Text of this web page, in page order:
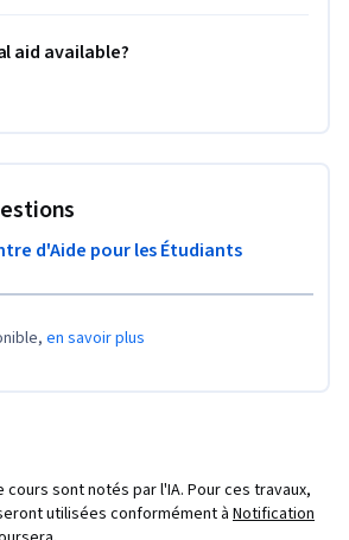
aid available?
d'Aide pour les Étudiants
en savoir plus
cours sont notés par l'IA. Pour ces travaux,
utilisées conformément à Notification